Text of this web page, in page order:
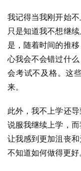
我记得当我刚开始
只是知道我不想继
是，随着时间的推
心我会不会错过什
会考试不及格。这
来。
此外，我不上学还
说服我继续上学，
让我感到更加沮丧
不知道如何做得更好